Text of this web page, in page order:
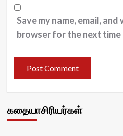
Save my name, email,
browser for the next time
கதையாசிரியர்கள்